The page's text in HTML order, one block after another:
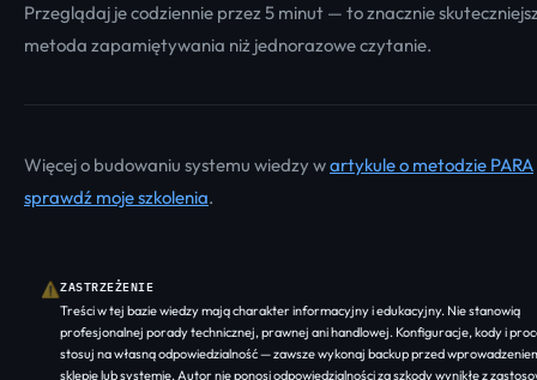
Przeglądaj je codziennie przez 5 minut — to znacznie
metoda zapamiętywania niż jednorazowe czytanie.
Więcej o budowaniu systemu wiedzy wartykule o metodzie PARA
sprawdź moje szkolenia.
⚠ZASTRZEŻENIE
Treści w tej bazie wiedzy mają charakter informacyjny i edukacyjny. Nie stanowią
profesjonalnej porady technicznej, prawnej ani handlowej. Konfiguracje, kody i
stosuj na własną odpowiedzialność — zawsze wykonaj backup przed
sklepie lub systemie. Autor nie ponosi odpowiedzialności za szkody wynikłe z